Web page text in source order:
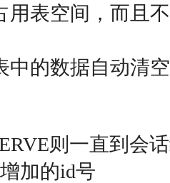
用表空间，而且
中的数据自动清
则一直到会
加的id号